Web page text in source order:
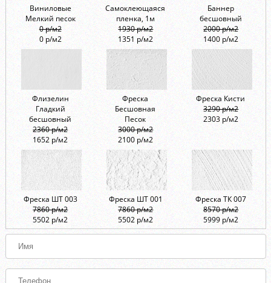
Виниловые
Мелкий песок
0 р/м2
0 р/м2
Самоклеющаяся
пленка, 1м
1930 р/м2
1351 р/м2
Баннер
бесшовный
2000 р/м2
1400 р/м2
Флизелин
Гладкий
бесшовный
2360 р/м2
1652 р/м2
Фреска
Бесшовная
Песок
3000 р/м2
2100 р/м2
Фреска Кисти
3290 р/м2
2303 р/м2
Фреска ШТ 003
7860 р/м2
5502 р/м2
Фреска ШТ 001
7860 р/м2
5502 р/м2
Фреска ТК 007
8570 р/м2
5999 р/м2